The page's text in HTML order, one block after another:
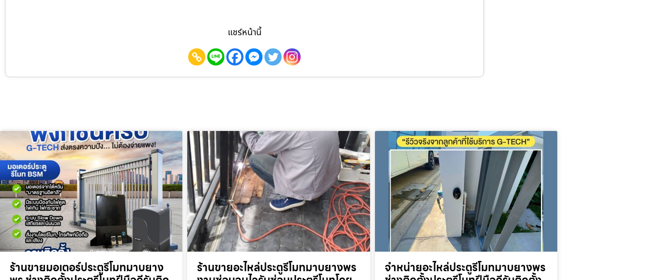
แชร์หน้านี้
ร้านขายมอเตอร์ประตูรีโมทมาบยาง ร้านขายอะไหล่ประตูรีโมทมาบยางพร จำหน่ายอะไหล่ประตูรีโมทมาบยางพร